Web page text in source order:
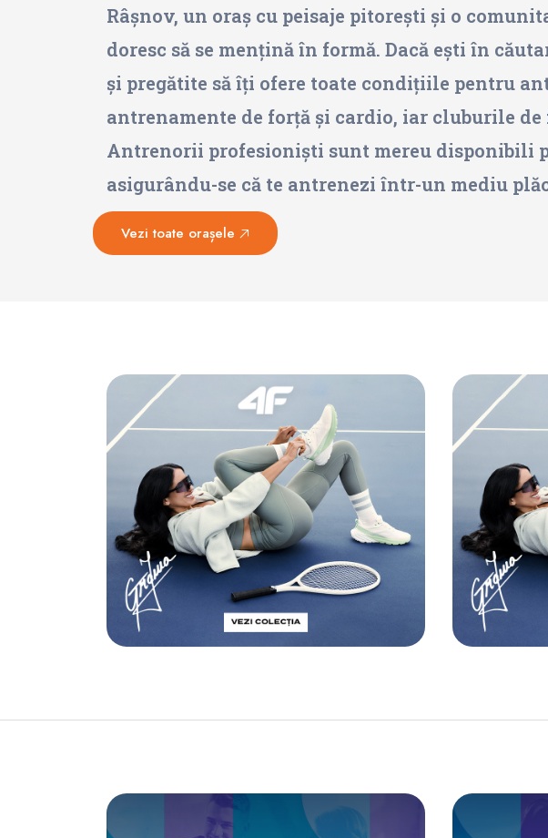
Râșnov, un oraș cu peisaje pitorești și o
doresc să se mențină în formă. Dacă ești în
și pregătite să îți ofere toate condițiile pentru
antrenamente de forță și cardio, iar cluburile
Antrenorii profesioniști sunt mereu disponibili
asigurându-se că te antrenezi într-un mediu
Vezi toate orașele